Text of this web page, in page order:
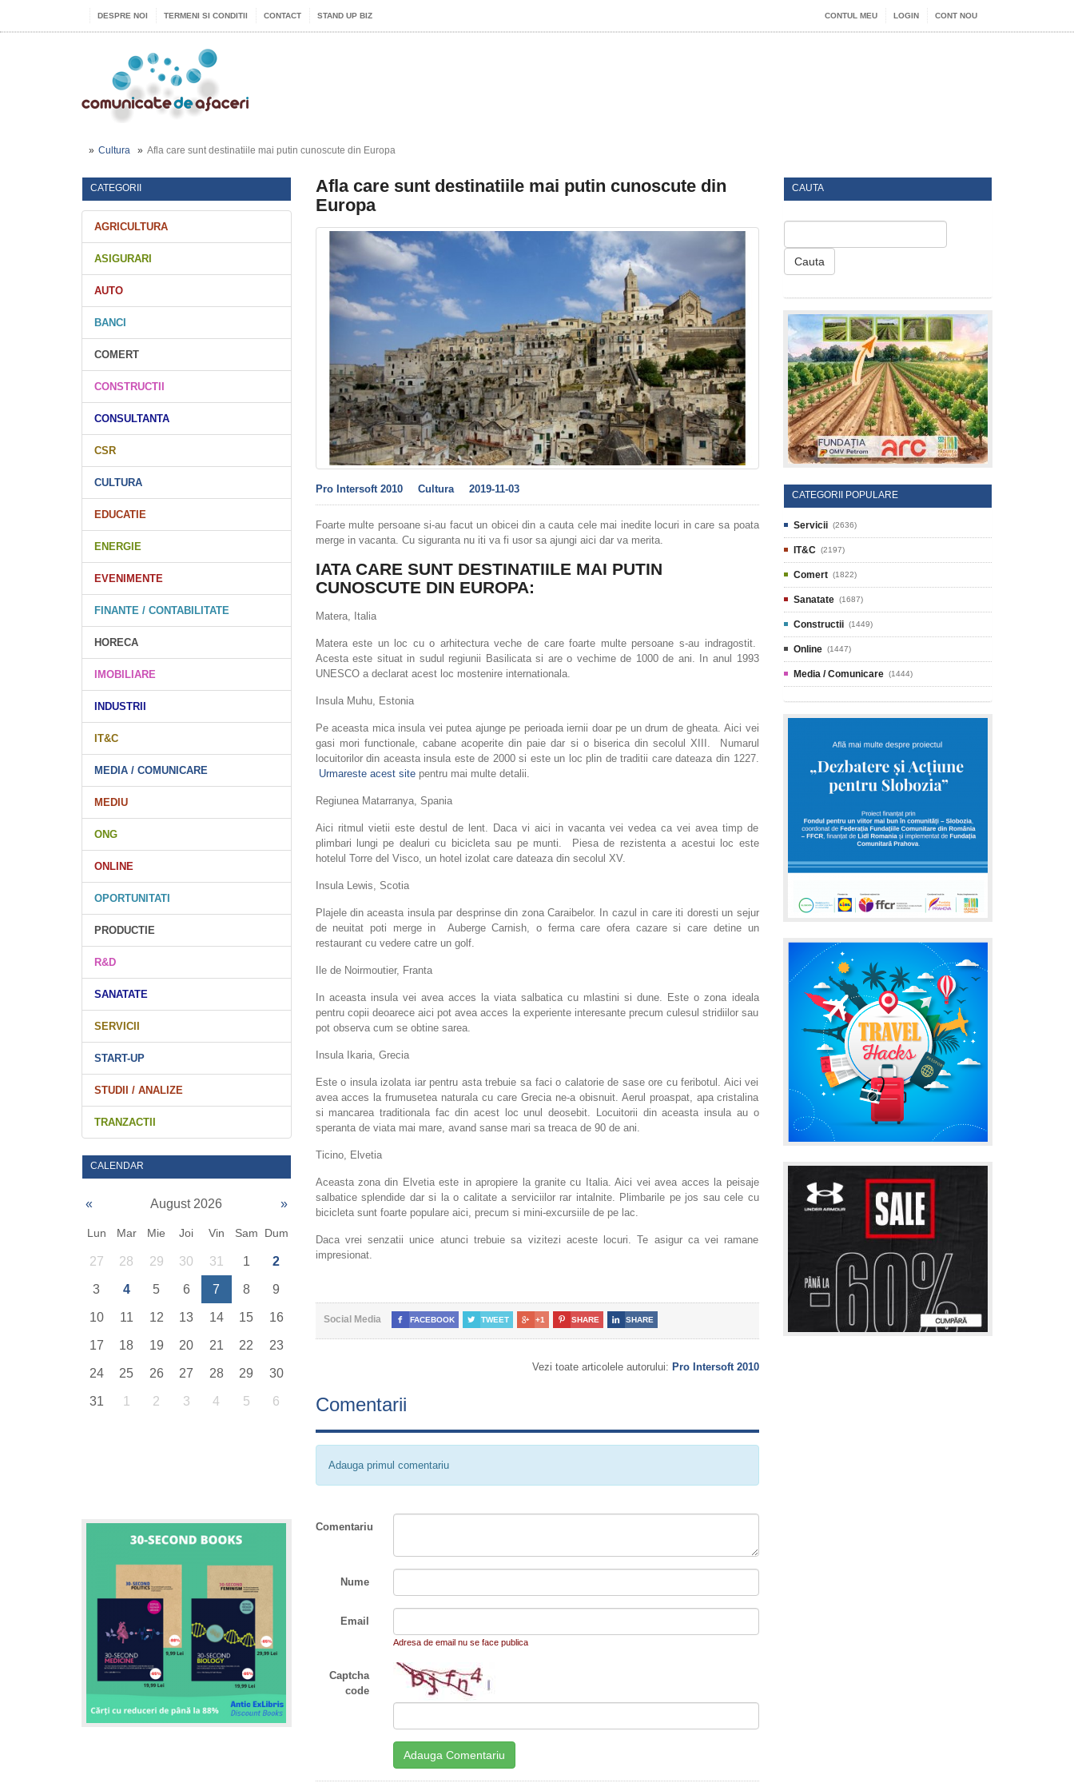
DESPRE NOI TERMENI SI CONDITII CONTACT STAND UP BIZ CONTUL MEU LOGIN CONT NOU
Cultura Afla care sunt destinatiile mai putin cunoscute din Europa
CATEGORII
AGRICULTURA
ASIGURARI
AUTO
BANCI
COMERT
CONSTRUCTII
CONSULTANTA
CSR
CULTURA
EDUCATIE
ENERGIE
EVENIMENTE
FINANTE / CONTABILITATE
HORECA
IMOBILIARE
INDUSTRII
IT&C
MEDIA / COMUNICARE
MEDIU
ONG
ONLINE
OPORTUNITATI
PRODUCTIE
R&D
SANATATE
SERVICII
START-UP
STUDII / ANALIZE
TRANZACTII
CALENDAR
« August 2026 »
Lun Mar Mie Joi Vin Sam Dum
27 28 29 30 31 1 2
3 4 5 6 7 8 9
10 11 12 13 14 15 16
17 18 19 20 21 22 23
24 25 26 27 28 29 30
31 1 2 3 4 5 6
Afla care sunt destinatiile mai putin cunoscute din
Europa
Pro Intersoft 2010 Cultura 2019-11-03
Foarte multe persoane si-au facut un obicei din a cauta cele mai inedite locuri in care sa poata
merge in vacanta. Cu siguranta nu iti va fi usor sa ajungi aici dar va merita.
IATA CARE SUNT DESTINATIILE MAI PUTIN
CUNOSCUTE DIN EUROPA:
Matera, Italia
Matera este un loc cu o arhitectura veche de care foarte multe persoane s-au indragostit.
Acesta este situat in sudul regiunii Basilicata si are o vechime de 1000 de ani. In anul 1993
UNESCO a declarat acest loc mostenire internationala.
Insula Muhu, Estonia
Pe aceasta mica insula vei putea ajunge pe perioada iernii doar pe un drum de gheata. Aici vei
gasi mori functionale, cabane acoperite din paie dar si o biserica din secolul XIII. Numarul
locuitorilor din aceasta insula este de 2000 si este un loc plin de traditii care dateaza din 1227.
Urmareste acest sitepentru mai multe detalii.
Regiunea Matarranya, Spania
Aici ritmul vietii este destul de lent. Daca vi aici in vacanta vei vedea ca vei avea timp de
plimbari lungi pe dealuri cu bicicleta sau pe munti. Piesa de rezistenta a acestui loc este
hotelul Torre del Visco, un hotel izolat care dateaza din secolul XV.
Insula Lewis, Scotia
Plajele din aceasta insula par desprinse din zona Caraibelor. In cazul in care iti doresti un sejur
de neuitat poti merge in Auberge Carnish, o ferma care ofera cazare si care detine un
restaurant cu vedere catre un golf.
Ile de Noirmoutier, Franta
In aceasta insula vei avea acces la viata salbatica cu mlastini si dune. Este o zona ideala
pentru copii deoarece aici pot avea acces la experiente interesante precum culesul stridiilor sau
pot observa cum se obtine sarea.
Insula Ikaria, Grecia
Este o insula izolata iar pentru asta trebuie sa faci o calatorie de sase ore cu feribotul. Aici vei
avea acces la frumusetea naturala cu care Grecia ne-a obisnuit. Aerul proaspat, apa cristalina
si mancarea traditionala fac din acest loc unul deosebit. Locuitorii din aceasta insula au o
speranta de viata mai mare, avand sanse mari sa treaca de 90 de ani.
Ticino, Elvetia
Aceasta zona din Elvetia este in apropiere la granite cu Italia. Aici vei avea acces la peisaje
salbatice splendide dar si la o calitate a serviciilor rar intalnite. Plimbarile pe jos sau cele cu
bicicleta sunt foarte populare aici, precum si mini-excursiile de pe lac.
Daca vrei senzatii unice atunci trebuie sa vizitezi aceste locuri. Te asigur ca vei ramane
impresionat.
Social Media  FACEBOOK  TWEET  +1  SHARE  SHARE
Vezi toate articolele autorului: Pro Intersoft 2010
Comentarii
Adauga primul comentariu
Comentariu
Nume
Email
Adresa de email nu se face publica
Captcha
code
CAUTA
Cauta
CATEGORII POPULARE
Servicii (2636)
IT&C (2197)
Comert (1822)
Sanatate (1687)
Constructii (1449)
Online (1447)
Media / Comunicare (1444)